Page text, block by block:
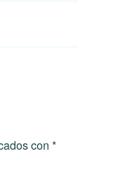
con *